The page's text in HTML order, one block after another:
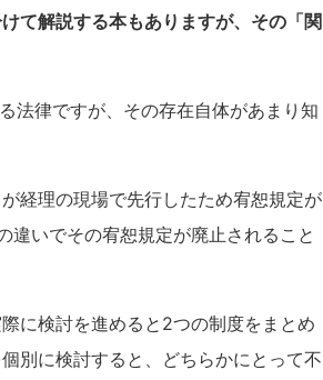
て解説する本もありますが、その「関
法律ですが、その存在自体があまり知
経理の現場で先行したため宥恕規定が
いでその宥恕規定が廃止されること
に検討を進めると2つの制度をまとめ
別に検討すると、どちらかにとって不